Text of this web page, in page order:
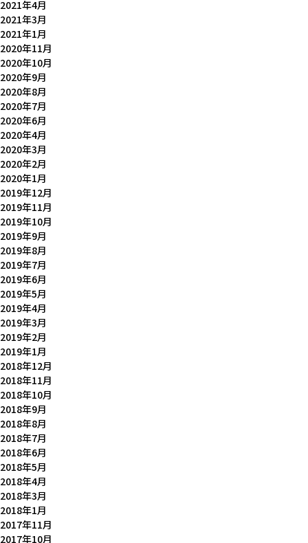
2021年4月
2021年3月
2021年1月
2020年11月
2020年10月
2020年9月
2020年8月
2020年7月
2020年6月
2020年4月
2020年3月
2020年2月
2020年1月
2019年12月
2019年11月
2019年10月
2019年9月
2019年8月
2019年7月
2019年6月
2019年5月
2019年4月
2019年3月
2019年2月
2019年1月
2018年12月
2018年11月
2018年10月
2018年9月
2018年8月
2018年7月
2018年6月
2018年5月
2018年4月
2018年3月
2018年1月
2017年11月
2017年10月